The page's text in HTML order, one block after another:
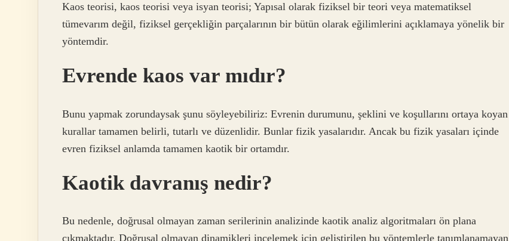
Kaos teorisi, kaos teorisi veya isyan teorisi; Yapısal olarak fiziksel bir teori veya matematiksel
tümevarım değil, fiziksel gerçekliğin parçalarının bir bütün olarak eğilimlerini açıklamaya yönelik bir
yöntemdir.
Evrende kaos var mıdır?
Bunu yapmak zorundaysak şunu söyleyebiliriz: Evrenin durumunu, şeklini ve koşullarını ortaya koyan
kurallar tamamen belirli, tutarlı ve düzenlidir. Bunlar fizik yasalarıdır. Ancak bu fizik yasaları içinde
evren fiziksel anlamda tamamen kaotik bir ortamdır.
Kaotik davranış nedir?
Bu nedenle, doğrusal olmayan zaman serilerinin analizinde kaotik analiz algoritmaları ön plana
çıkmaktadır. Doğrusal olmayan dinamikleri incelemek için geliştirilen bu yöntemlerle tanımlanamayan